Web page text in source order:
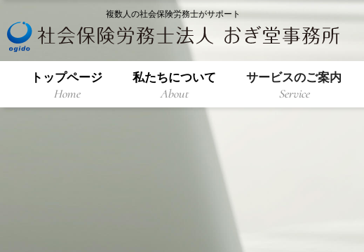
複数人の社会保険労務士がサポート
トップページ
Home
私たちについて
About
サービスのご案内
Service